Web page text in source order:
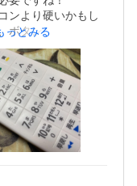
ンより硬いかもし
ボタンとボタンの
の心配はいらずい
っとみる